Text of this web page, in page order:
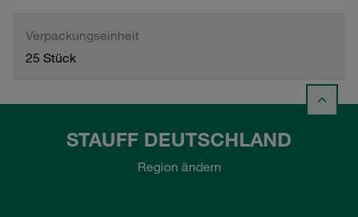
Verpackungseinheit
25 Stück
STAUFF DEUTSCHLAND
Region ändern